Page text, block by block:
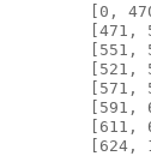
[0,
[471,
[551,
[521,
[591,
[611,